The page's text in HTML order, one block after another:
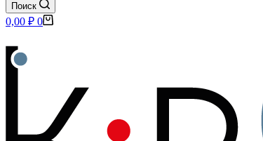
Поиск
Корзина
0,00 ₽ 0